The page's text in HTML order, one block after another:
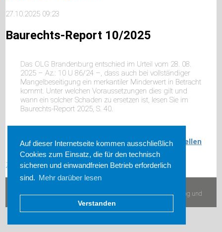
Auf dieser Internetseite kommen ausschließlich
Cookies zum Einsatz, die für den technisch
sicheren und einwandfreien Betrieb erforderlich
sind. Mehr darüber lesen
Verstanden
27.10.2025 09:23
Baurechts-Report 10/2025
Das OLG Brandenburg entschied im Urteil vom 28. 08.
2025 – Az.: 10 U 86/24 –, dass auch bei vollständiger
Mangelbeseitigung ein merkantiler Minderwert in Betracht
kommt. Unter welchen Voraussetzungen dies gilt und
wann ein solcher Schaden zu ersetzen ist, lesen Sie im
Baurechts-Report 2025, S. 40.
Baurechts-Report bestellen
Zurück
Impressum|AGB|Widerruf|Datenschutz|Disclaimer|Lieferung und
Versandkosten